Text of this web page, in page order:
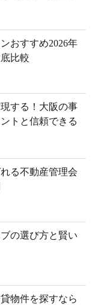
おすすめ2026年
比較
する！大阪の事
トと信頼できる
る不動産管理会
の選び方と賢い
物件を探すなら